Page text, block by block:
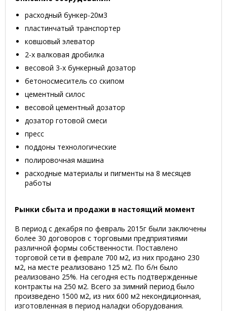
расходный бункер-20м3
пластинчатый транспортер
ковшовый элеватор
2-х валковая дробилка
весовой 3-х бункерный дозатор
бетоносмеситель со скипом
цементный силос
весовой цементный дозатор
дозатор готовой смеси
пресс
поддоны технологические
полировочная машина
расходные материалы и пигменты на 8 месяцев
работы
Рынки сбыта и продажи в настоящий момент
В период с декабря по февраль 2015г были заключены
более 30 договоров с торговыми предприятиями
различной формы собственности. Поставлено
торговой сети в феврале 700 м2, из них продано 230
м2, на месте реализовано 125 м2. По б/н было
реализовано 25%. На сегодня есть подтвержденные
контракты на 250 м2. Всего за зимний период было
произведено 1500 м2, из них 600 м2 некондиционная,
изготовленная в период наладки оборудования.